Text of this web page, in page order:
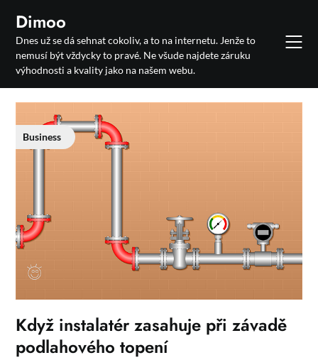
content
Dimoo
Dnes už se dá sehnat cokoliv, a to na internetu. Jenže to
nemusí být vždycky to pravé. Ne všude najdete záruku
výhodnosti a kvality jako na našem webu.
Business
Když instalatér zasahuje při závadě
podlahového topení